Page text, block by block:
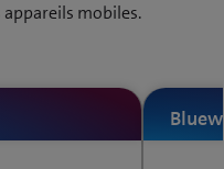
appareils mobiles.